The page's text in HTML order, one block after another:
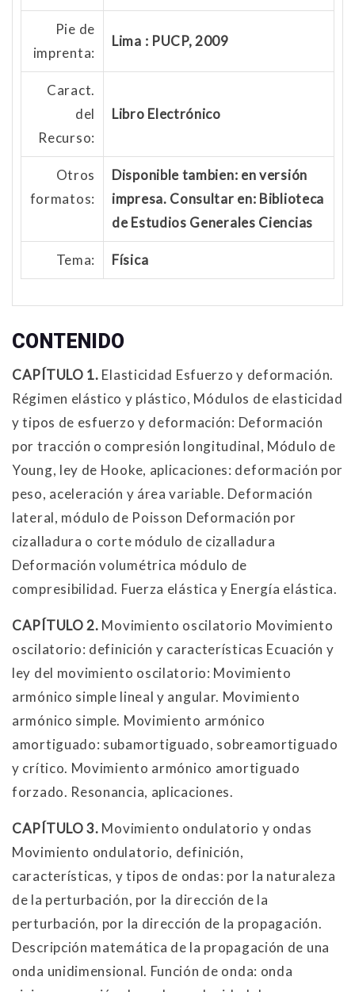
Pie de
imprenta:
Lima : PUCP, 2009
Caract.
del
Recurso:
Libro Electrónico
Otros
formatos:
Disponible tambien: en versión
impresa. Consultar en: Biblioteca
de Estudios Generales Ciencias
Tema: Física
CONTENIDO
CAPÍTULO 1. Elasticidad Esfuerzo y deformación.
Régimen elástico y plástico, Módulos de elasticidad
y tipos de esfuerzo y deformación: Deformación
por tracción o compresión longitudinal, Módulo de
Young, ley de Hooke, aplicaciones: deformación por
peso, aceleración y área variable. Deformación
lateral, módulo de Poisson Deformación por
cizalladura o corte módulo de cizalladura
Deformación volumétrica módulo de
compresibilidad. Fuerza elástica y Energía elástica.
CAPÍTULO 2. Movimiento oscilatorio Movimiento
oscilatorio: definición y características Ecuación y
ley del movimiento oscilatorio: Movimiento
armónico simple lineal y angular. Movimiento
armónico simple. Movimiento armónico
amortiguado: subamortiguado, sobreamortiguado
y crítico. Movimiento armónico amortiguado
forzado. Resonancia, aplicaciones.
CAPÍTULO 3. Movimiento ondulatorio y ondas
Movimiento ondulatorio, definición,
características, y tipos de ondas: por la naturaleza
de la perturbación, por la dirección de la
perturbación, por la dirección de la propagación.
Descripción matemática de la propagación de una
onda unidimensional. Función de onda: onda